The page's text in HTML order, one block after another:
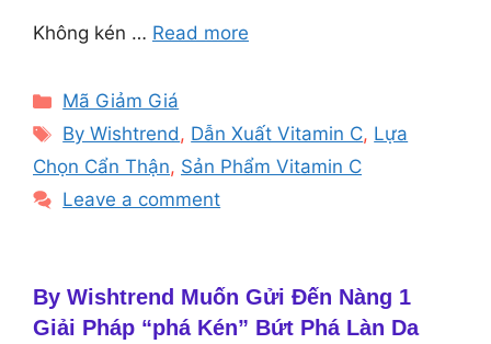
Không kén … Read more
Categories
Mã Giảm Giá
Tags
By Wishtrend, Dẫn Xuất Vitamin C, Lựa
Chọn Cẩn Thận, Sản Phẩm Vitamin C
Leave a comment
By Wishtrend Muốn Gửi Đến Nàng 1
Giải Pháp “phá Kén” Bứt Phá Làn Da